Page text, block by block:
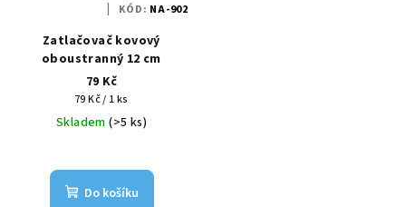
Zatlačovač kovový
oboustranný 12 cm
79 Kč
Měrná
cena:
79 Kč / 1 ks
Skladem(>5 ks)
Do košíku
KÓD: NA-902